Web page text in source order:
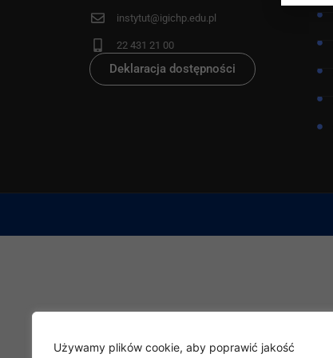
Używamy plików cookie, aby poprawić jakość
instytut@igichp.edu.pl
22 431 21 00
Deklaracja dostępności